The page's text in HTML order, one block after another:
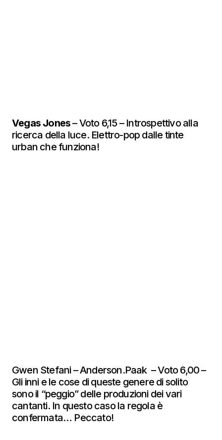
Vegas Jones– Voto 6,15 – Introspettivo alla
ricerca della luce. Elettro-pop dalle tinte
urban che funziona!
Gwen Stefani – Anderson.Paak – Voto 6,00 –
Gli inni e le cose di queste genere di solito
sono il “peggio” delle produzioni dei vari
cantanti. In questo caso la regola è
confermata… Peccato!